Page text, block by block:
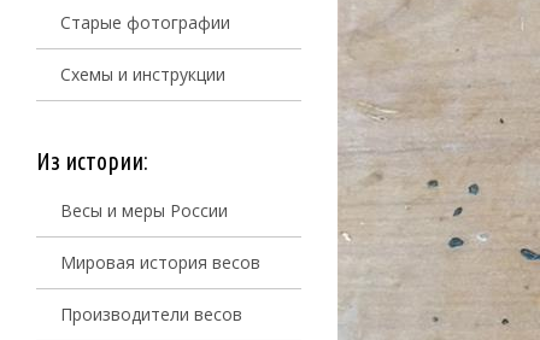
Старые фотографии
Схемы и инструкции
Из истории:
Весы и меры России
Мировая история весов
Производители весов